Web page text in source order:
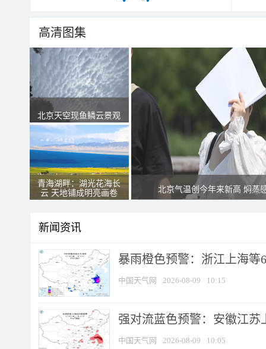
高清图集
北京天空现鱼鳞云景观
青海湖畔：湖光花海长
云 天地铺成明亮画卷
北京气温创今年来新高 焖蒸
新闻资讯
暴雨橙色预警：浙江上海等
中国天气网 2026-08-09 10:15
强对流蓝色预警：安徽江苏
中国天气网 2026-08-09 10:05